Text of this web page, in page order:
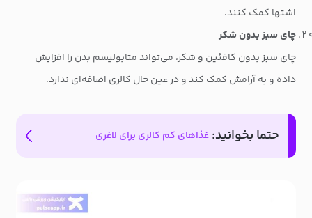
اشتها کمک کنند.
چای سبز بدون شکر
چای سبز بدون کافئین و شکر، می‌تواند متابولیسم بدن را افزایش
داده و به آرامش کمک کند و در عین حال کالری اضافه‌ای ندارد.
حتما بخوانید: غذاهای کم کالری برای لاغری